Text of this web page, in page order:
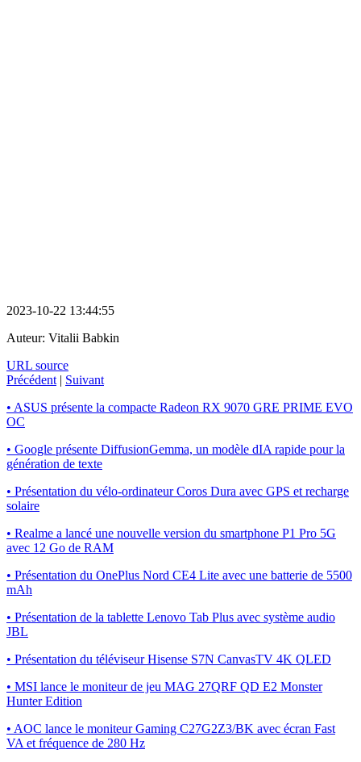
2023-10-22 13:44:55
Auteur: Vitalii Babkin
URL source
Précédent | Suivant
• ASUS présente la compacte Radeon RX 9070 GRE PRIME EVO
OC
• Google présente DiffusionGemma, un modèle dIA rapide pour la
génération de texte
• Présentation du vélo-ordinateur Coros Dura avec GPS et recharge
solaire
• Realme a lancé une nouvelle version du smartphone P1 Pro 5G
avec 12 Go de RAM
• Présentation du OnePlus Nord CE4 Lite avec une batterie de 5500
mAh
• Présentation de la tablette Lenovo Tab Plus avec système audio
JBL
• Présentation du téléviseur Hisense S7N CanvasTV 4K QLED
• MSI lance le moniteur de jeu MAG 27QRF QD E2 Monster
Hunter Edition
• AOC lance le moniteur Gaming C27G2Z3/BK avec écran Fast
VA et fréquence de 280 Hz